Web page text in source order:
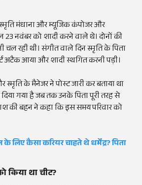
स्मृति मंधाना और म्यूजिक कंपोजर और
नवंबर को शादी करने वाले थे। दोनों की
चल रही थी। संगीत वाले दिन स्मृति के पिता
अटैक आया और शादी स्थगित करनी पड़ी।
के मैनेजर ने पोस्ट जारी कर बताया था
गया है जब तक उनके पिता पूरी तरह से
की बहन ने कहा कि इस समय परिवार को
लिए कैसा करियर चाहते थे धर्मेंद्र? पिता
किया था चीट?